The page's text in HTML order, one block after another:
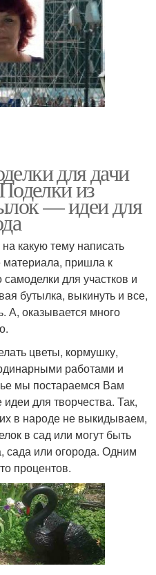
для дачи
из
— идеи для
какую тему написать
пришла к
для участков и
бутылка, выкинуть и все,
А, оказывается много
цветы, кормушку,
работами и
мы постараемся Вам
для творчества. Так,
в народе не выкидываем,
в сад или могут быть
сада или огорода. Одним
процентов.